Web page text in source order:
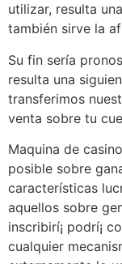
utilizar, resulta
también sirve la
Su fin serí­a
resulta una
transferimos
venta sobre tu
Maquina de
posible sobre
características
aquellos sobre
inscribirí¡ podrí¡
cualquier